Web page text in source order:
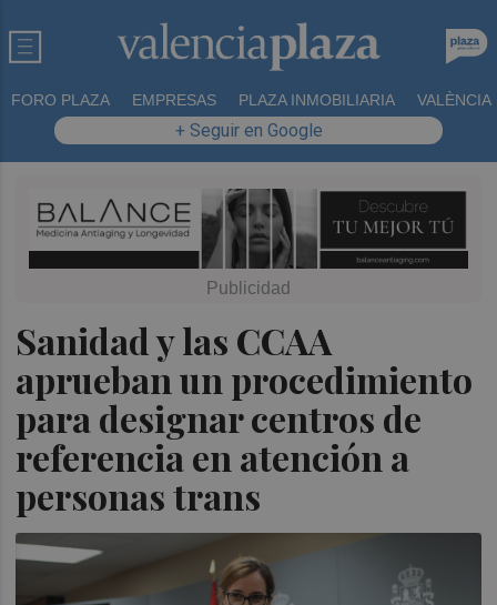
FORO PLAZA EMPRESAS PLAZA INMOBILIARIA VALÈNCIA
+ Seguir en Google
Sanidad y las CCAA
aprueban un procedimiento
para designar centros de
referencia en atención a
personas trans